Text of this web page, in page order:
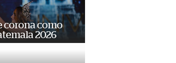
corona como
2026